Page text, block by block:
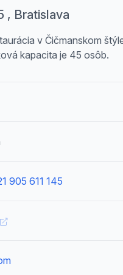
, Bratislava
v Čičmanskom
kapacita je 45 osôb.
905 611 145